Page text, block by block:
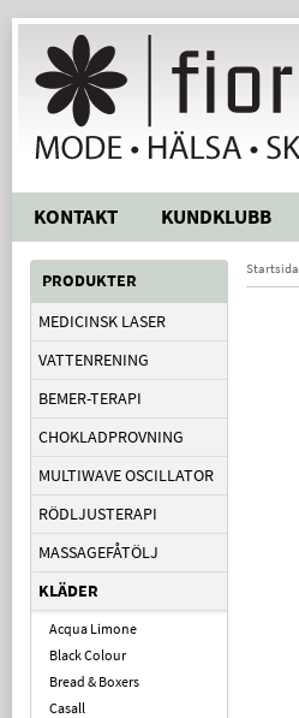
KONTAKT KUNDKLUBB
PRODUKTER
MEDICINSK LASER
VATTENRENING
BEMER-TERAPI
CHOKLADPROVNING
MULTIWAVE OSCILLATOR
RÖDLJUSTERAPI
MASSAGEFÅTÖLJ
KLÄDER
Acqua Limone
Black Colour
Bread & Boxers
Casall
Startsida